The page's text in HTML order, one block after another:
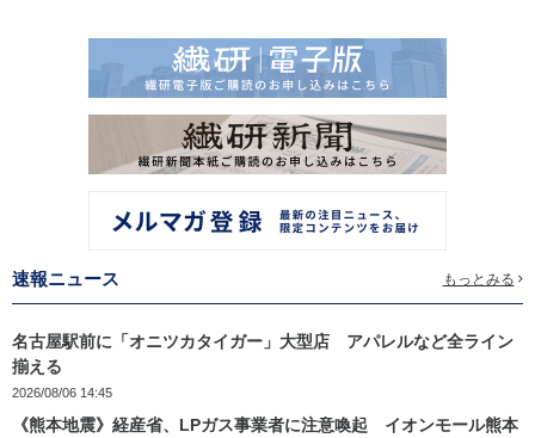
速報ニュース もっとみる
名古屋駅前に「オニツカタイガー」大型店 アパレルなど全ライン
揃える
2026/08/06 14:45
《熊本地震》経産省、LPガス事業者に注意喚起 イオンモール熊本